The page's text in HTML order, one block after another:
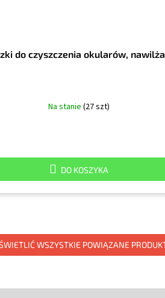
do czyszczenia okularów,
Na stanie (27 szt)
DO KOSZYKA
WSZYSTKIE POWIĄZANE